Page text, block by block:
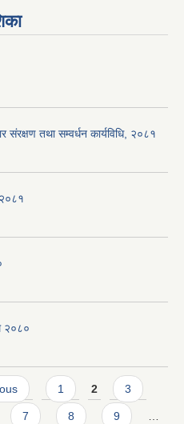
संरक्षण तथा सम्वर्धन कार्यविधि, २०८१
२०८१
२०८०
1 2 3
7 8 9 …